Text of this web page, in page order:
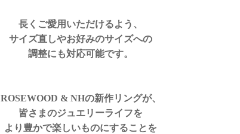
長くご愛用いただけるよう、
サイズ直しやお好みのサイズへの
調整にも対応可能です。
ROSEWOOD & NHの新作リングが、
皆さまのジュエリーライフを
より豊かで楽しいものにすることを